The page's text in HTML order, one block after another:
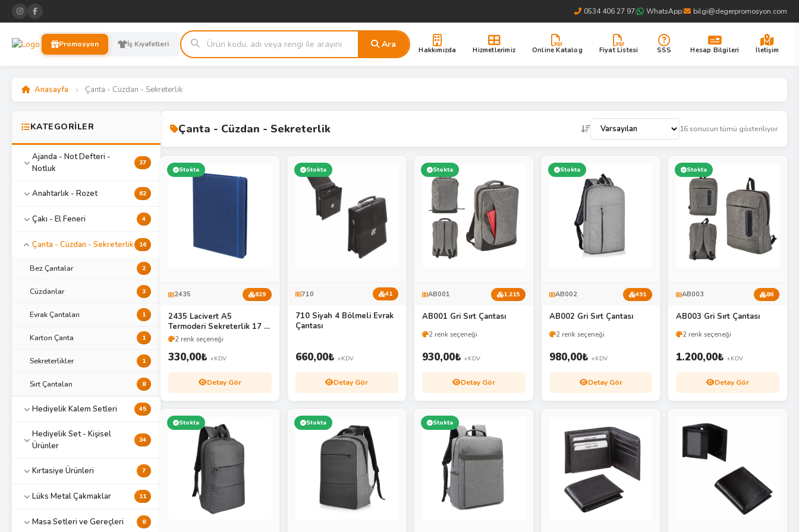
0534 406 27 97| WhatsApp| bilgi@degerpromosyon.com
Promosyon İş Kıyafetleri Ara
Hakkımızda Hizmetlerimiz Online Katalog Fiyat Listesi SSS Hesap Bilgileri İletişim
Anasayfa Çanta - Cüzdan - Sekreterlik
KATEGORİLER
Ajanda - Not Defteri -
Notluk
37
Anahtarlık - Rozet 62
Çakı - El Feneri 4
Çanta - Cüzdan - Sekreterlik 16
Bez Çantalar 2
Cüzdanlar 3
Evrak Çantaları 1
Karton Çanta 1
Sekreterlikler 1
Sırt Çantaları 8
Hediyelik Kalem Setleri 45
Hediyelik Set - Kişisel
Ürünler
34
Kırtasiye Ürünleri 7
Lüks Metal Çakmaklar 11
Masa Setleri ve Gereçleri 8
Çanta - Cüzdan - Sekreterlik 16 sonucun tümü gösteriliyor
Stokta
2435 629
2435 Lacivert A5
Termoderi Sekreterlik 17 x
24 CM
2 renk seçeneği
330,00₺ +KDV
Detay Gör
Stokta
710 41
710 Siyah 4 Bölmeli Evrak
Çantası
660,00₺ +KDV
Detay Gör
Stokta
AB001 1.215
AB001 Gri Sırt Çantası
2 renk seçeneği
930,00₺ +KDV
Detay Gör
Stokta
AB002 491
AB002 Gri Sırt Çantası
2 renk seçeneği
980,00₺ +KDV
Detay Gör
Stokta
AB003 86
AB003 Gri Sırt Çantası
2 renk seçeneği
1.200,00₺ +KDV
Detay Gör
Stokta Stokta Stokta